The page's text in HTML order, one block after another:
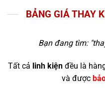
BẢNG GIÁ THAY
Bạn đang tìm: "
Tất cả linh kiện đều là
và được